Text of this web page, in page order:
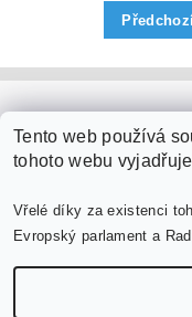
Tento web používá
tohoto webu
Vřelé díky za existenci
Evropský parlament a